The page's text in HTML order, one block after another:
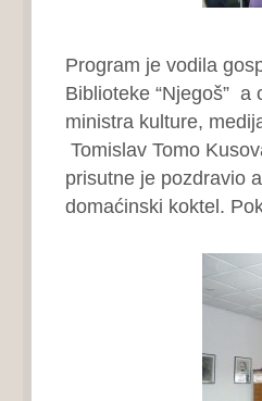
Program je vodila
Biblioteke “Njegoš” a
ministra kulture,
Tomislav Tomo
prisutne je pozdravio
domaćinski koktel.